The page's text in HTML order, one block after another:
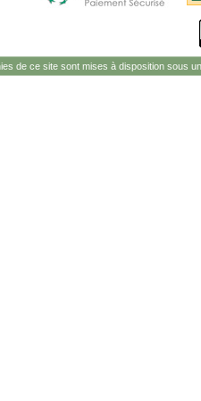
de ce site sont mises à disposition sous